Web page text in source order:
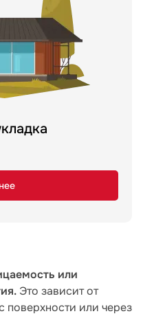
или
Это зависит от
поверхности или через